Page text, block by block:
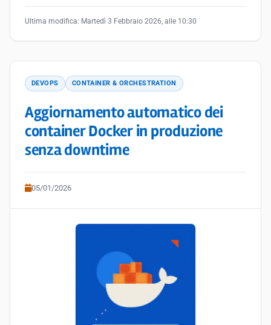
Ultima modifica: Martedì 3 Febbraio 2026, alle 10:30
DEVOPS CONTAINER & ORCHESTRATION
Aggiornamento automatico dei
container Docker in produzione
senza downtime
05/01/2026